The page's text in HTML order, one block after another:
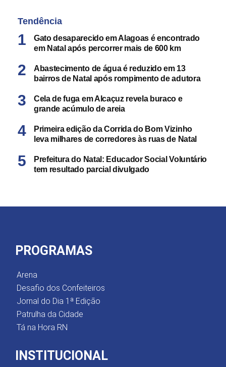
Tendência
Gato desaparecido em Alagoas é encontrado
em Natal após percorrer mais de 600 km
Abastecimento de água é reduzido em 13
bairros de Natal após rompimento de adutora
Cela de fuga em Alcaçuz revela buraco e
grande acúmulo de areia
Primeira edição da Corrida do Bom Vizinho
leva milhares de corredores às ruas de Natal
Prefeitura do Natal: Educador Social Voluntário
tem resultado parcial divulgado
PROGRAMAS
Arena
Desafio dos Confeiteiros
Jornal do Dia 1ª Edição
Patrulha da Cidade
Tá na Hora RN
INSTITUCIONAL